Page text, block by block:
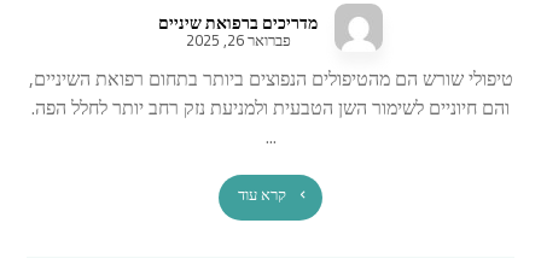
מדריכים ברפואת שיניים
פברואר 26, 2025
טיפולי שורש הם מהטיפולים הנפוצים ביותר בתחום רפואת השיניים,
והם חיוניים לשימור השן הטבעית ולמניעת נזק רחב יותר לחלל הפה.
...
קרא עוד